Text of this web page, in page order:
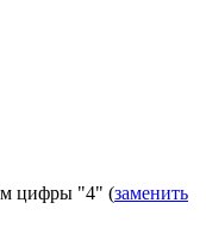
цифры "4" (заменить